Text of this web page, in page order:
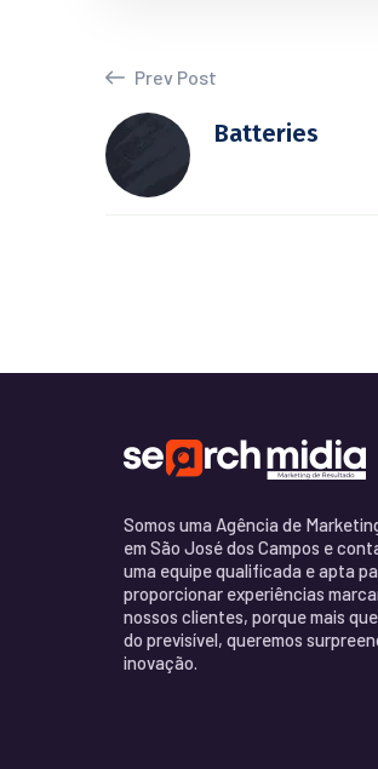
Prev Post
Batteries
Somos uma Agência de
em São José dos Campos e
uma equipe qualificada e apta
proporcionar experiências
nossos clientes, porque mais
do previsível, queremos
inovação.